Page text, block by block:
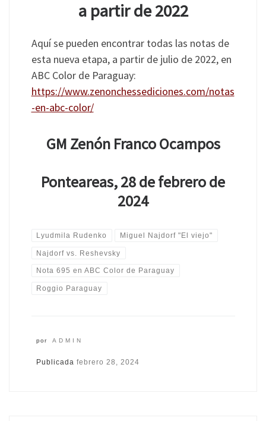
a partir de 2022
Aquí se pueden encontrar todas las notas de
esta nueva etapa, a partir de julio de 2022, en
ABC Color de Paraguay:
https://www.zenonchessediciones.com/notas
-en-abc-color/
GM Zenón Franco Ocampos
Ponteareas, 28 de febrero de
2024
Lyudmila Rudenko Miguel Najdorf "El viejo"
Najdorf vs. Reshevsky
Nota 695 en ABC Color de Paraguay
Roggio Paraguay
por ADMIN
Publicada febrero 28, 2024